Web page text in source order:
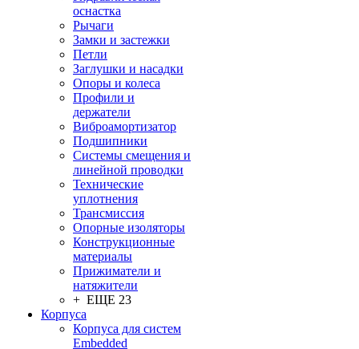
оснастка
Рычаги
Замки и застежки
Петли
Заглушки и насадки
Опоры и колеса
Профили и
держатели
Виброамортизатор
Подшипники
Системы смещения и
линейной проводки
Технические
уплотнения
Трансмиссия
Опорные изоляторы
Конструкционные
материалы
Прижиматели и
натяжители
+ ЕЩЕ 23
Корпуса
Корпуса для систем
Embedded